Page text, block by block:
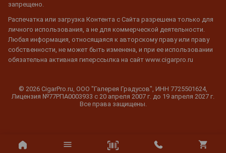
запрещено.
Распечатка или загрузка Контента с Сайта разрешена только для
личного использования, а не для коммерческой деятельности.
Любая информация, относящаяся к авторскому праву или праву
собственности, не может быть изменена, и при ее использовании
обязательна активная гиперссылка на сайт www.cigarpro.ru
© 2026 CigarPro.ru, ООО "Галерея Градусов", ИНН 7725501624,
Лицензия №77РПА0003933 c 20 апреля 2007 г. до 19 апреля 2027 г.
Все права защищены.